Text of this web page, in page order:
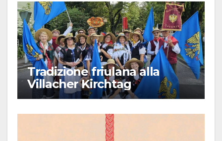
Tradizione friulana alla
Villacher Kirchtag